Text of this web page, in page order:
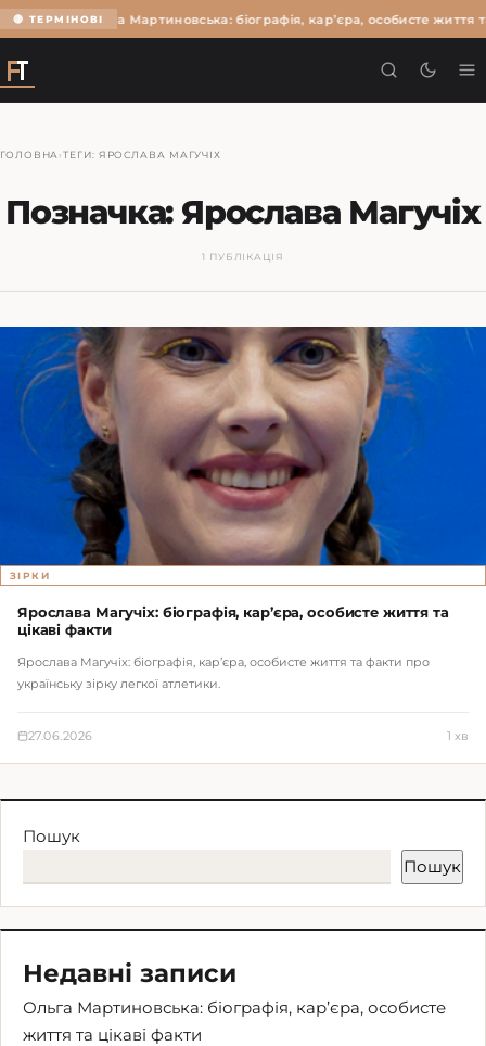
🔴 ТЕРМІНОВІОльга Мартиновська: біографія, кар’єра, особисте життя
ГОЛОВНА ›ТЕГИ: ЯРОСЛАВА МАГУЧІХ
Позначка: Ярослава Магучіх
1 ПУБЛІКАЦІЯ
ЗІРКИ
Ярослава Магучіх: біографія, кар’єра, особисте життя та
цікаві факти
Ярослава Магучіх: біографія, кар’єра, особисте життя та факти про
українську зірку легкої атлетики.
27.06.2026 1 хв
Пошук
Пошук
Недавні записи
Ольга Мартиновська: біографія, кар’єра, особисте
життя та цікаві факти